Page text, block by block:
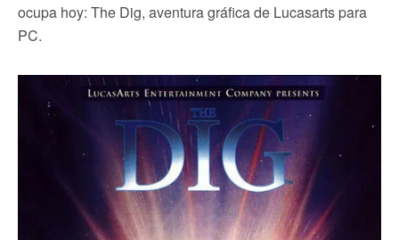
ocupa hoy: The Dig, aventura gráfica de Lucasarts para
PC.